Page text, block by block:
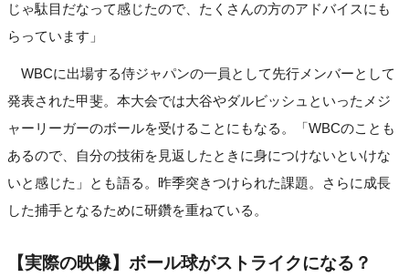
じゃ駄目だなって感じたので、たくさんの方のアドバイスにも
らっています」
WBCに出場する侍ジャパンの一員として先行メンバーとして
発表された甲斐。本大会では大谷やダルビッシュといったメジ
ャーリーガーのボールを受けることにもなる。「WBCのことも
あるので、自分の技術を見返したときに身につけないといけな
いと感じた」とも語る。昨季突きつけられた課題。さらに成長
した捕手となるために研鑽を重ねている。
【実際の映像】ボール球がストライクになる？